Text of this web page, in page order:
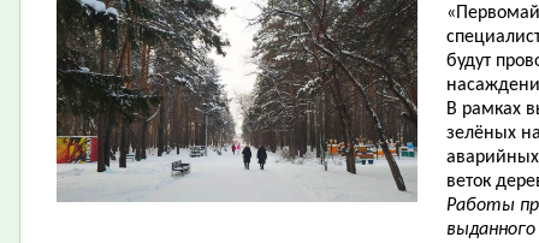
будут
В рамках
зелёных
веток
Работы